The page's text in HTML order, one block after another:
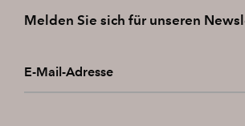
Melden Sie sich für unseren
E-Mail-Adresse